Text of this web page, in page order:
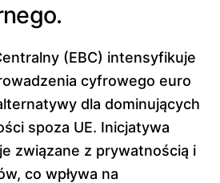
(EBC) intensyfikuje
cyfrowego euro
dla dominujących
spoza UE. Inicjatywa
związane z prywatnością i
co wpływa na